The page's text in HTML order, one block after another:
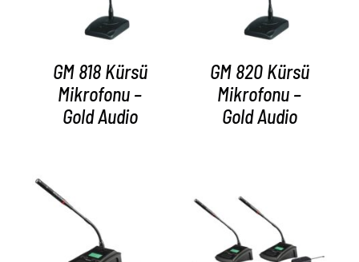
GM 818 Kürsü
Mikrofonu –
Gold Audio
GM 820 Kürsü
Mikrofonu –
Gold Audio
AYRINTILAR AYRINTILAR